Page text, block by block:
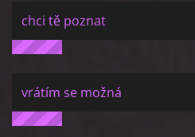
chci tě poznat
vrátím se možná